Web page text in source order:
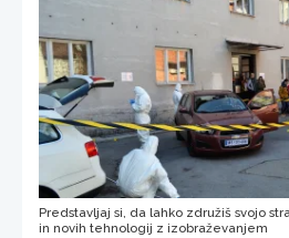
Predstavljaj si, da lahko združiš svojo
in novih tehnologij z izobraževanjem